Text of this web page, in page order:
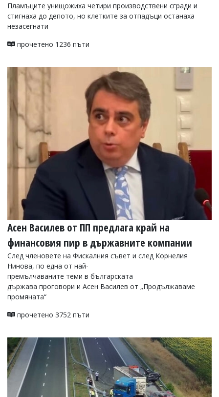
Пламъците унищожиха четири производствени сгради и
стигнаха до депото, но клетките за отпадъци останаха
незасегнати
прочетено 1236 пъти
Асен Василев от ПП предлага край на
финансовия пир в държавните компании
След членовете на Фискалния съвет и след Корнелия
Нинова, по една от най-
премълчаваните теми в българската
държава проговори и Асен Василев от „Продължаваме
промяната“
прочетено 3752 пъти